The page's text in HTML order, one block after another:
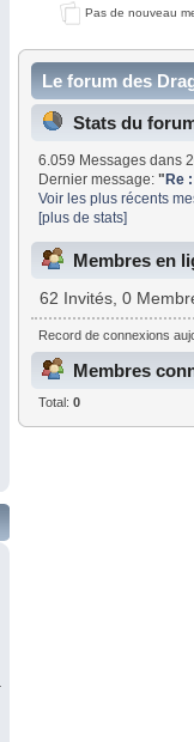
Pas de nouveau
Le forum des
Stats du
6.059 Messages dans
Dernier message:"Re
Voir les plus récents
[plus de stats]
Membres en
62 Invités, 0
Record de connexions
Membres
Total: 0